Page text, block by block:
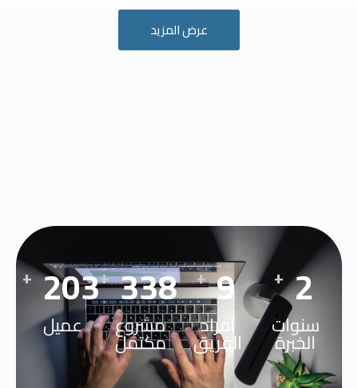
عرض المزيد
3
+
سنوات
الخبرة
12
+
افراد
الفريق
428
+
مشروع
مكتمل
257
+
عميل